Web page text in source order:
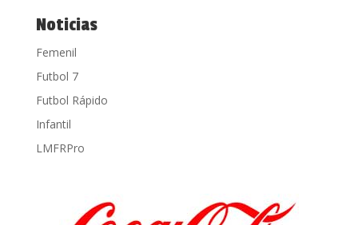
Noticias
Femenil
Futbol 7
Futbol Rápido
Infantil
LMFRPro